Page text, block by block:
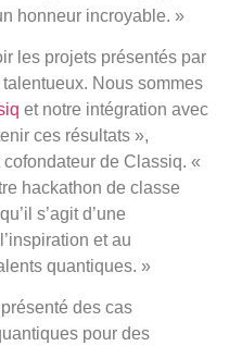
honneur incroyable. »
les projets présentés par
Nous sommes
et notre intégration avec
ces résultats »,
de Classiq. «
hackathon de classe
s’agit d’une
et au
quantiques. »
des cas
pour des